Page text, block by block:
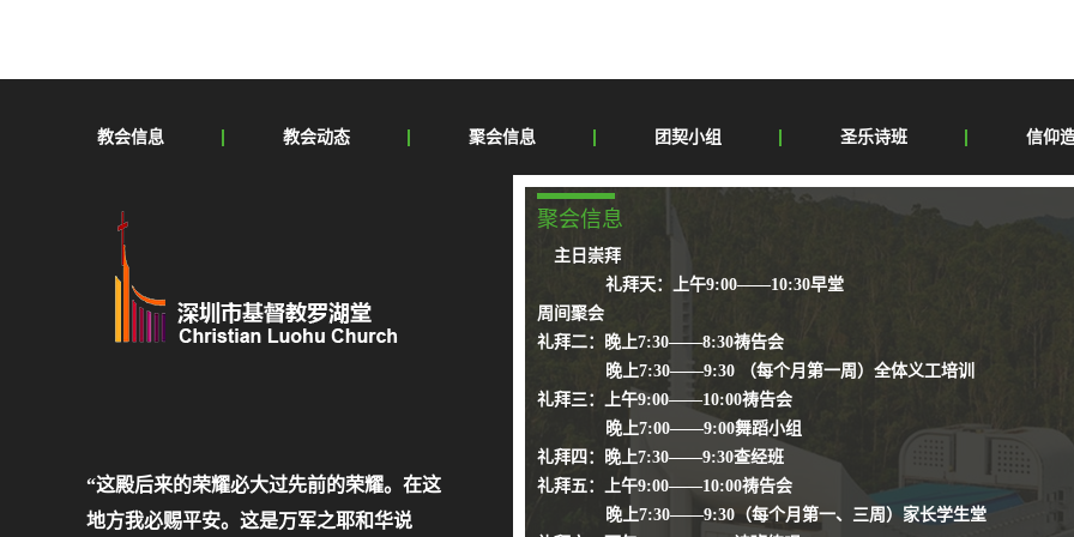
聚会信息
主日崇拜
礼拜天：上午9:00——10:30早堂
周间聚会
礼拜二：晚上7:30——8:30祷告会
晚上7:30——9:30 （每个月第一周）全体义工培训
礼拜三：上午9:00——10:00祷告会
晚上7:00——9:00舞蹈小组
礼拜四：晚上7:30——9:30查经班
礼拜五：上午9:00——10:00祷告会
晚上7:30——9:30（每个月第一、三周）家长学生堂
“这殿后来的荣耀必大过先前的荣耀。在这
地方我必赐平安。这是万军之耶和华说
教会信息 教会动态 聚会信息 团契小组 圣乐诗班 信仰